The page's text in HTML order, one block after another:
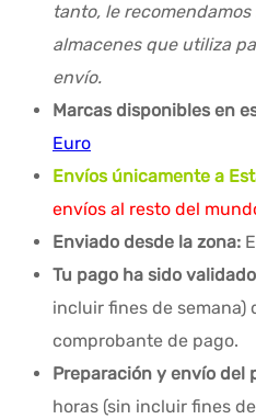
tanto, le
almacenes que utiliza
envío.
Marcas disponibles en
Euro
Envíos únicamente a
envíos al resto del
Enviado desde la zona:
Tu pago ha sido
incluir fines de semana)
comprobante de pago.
Preparación y envío del
horas (sin incluir fines